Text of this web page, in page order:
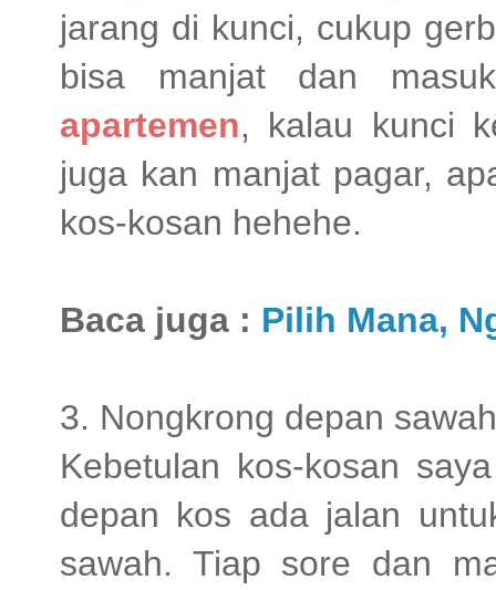
jarang di kunci, cukup
bisa manjat dan
apartemen, kalau kunci
juga kan manjat pagar,
kos-kosan hehehe.
Baca juga : Pilih Mana,
3. Nongkrong depan sawah
Kebetulan kos-kosan
depan kos ada jalan
sawah. Tiap sore dan